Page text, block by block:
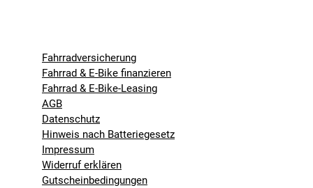
Fahrradversicherung
Fahrrad & E-Bike finanzieren
Fahrrad & E-Bike-Leasing
AGB
Datenschutz
Hinweis nach Batteriegesetz
Impressum
Widerruf erklären
Gutscheinbedingungen